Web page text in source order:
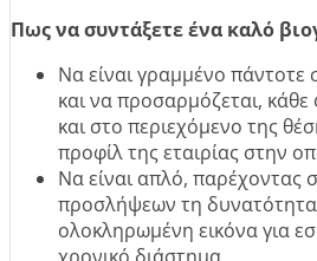
Πως να συντάξετε ένα καλό
Να είναι γραμμένο πάντοτε
και να προσαρμόζεται,
και στο περιεχόμενο της
προφίλ της εταιρίας στην
Να είναι απλό, παρέχοντας
προσλήψεων τη δυνατότητα
ολοκληρωμένη εικόνα για